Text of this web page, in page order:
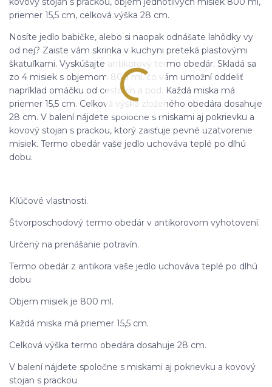
priemer 15,5 cm, celková výška 28 cm.
Nosíte jedlo babičke, alebo si naopak odnášate lahôdky vy
od nej? Zaiste vám skrinka v kuchyni preteká plastovými
škatuľkami. Vyskúšajte antikorový termo obedár. Skladá sa
zo 4 misiek s objemom 800 ml, čo vám umožní oddeliť
napríklad omáčku od cestovín a pod. Každá miska má
priemer 15,5 cm. Celková výška zloženého obedára dosahuje
28 cm. V balení nájdete spoločne s miskami aj pokrievku a
kovový stojan s prackou, ktorý zaisťuje pevné uzatvorenie
misiek. Termo obedár vaše jedlo uchováva teplé po dlhú
dobu.
Kľúčové vlastnosti.
Štvorposchodový termo obedár v antikorovom vyhotovení.
Určený na prenášanie potravín.
Termo obedár z antikora vaše jedlo uchováva teplé po dlhú
dobu
Objem misiek je 800 ml.
Každá miska má priemer 15,5 cm.
Celková výška termo obedára dosahuje 28 cm.
V balení nájdete spoločne s miskami aj pokrievku a kovový
stojan s prackou